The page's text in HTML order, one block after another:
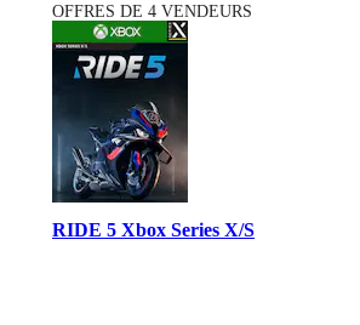
OFFRES DE 4 VENDEURS
RIDE 5 Xbox Series X/S